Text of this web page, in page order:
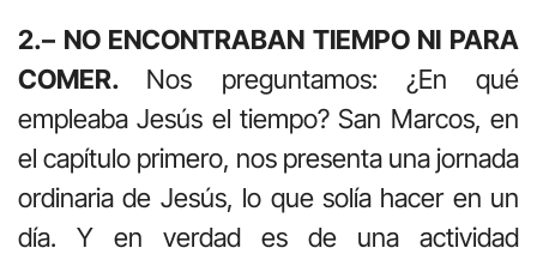
2.– NO ENCONTRABAN TIEMPO NI PARA
COMER. Nos preguntamos: ¿En qué
empleaba Jesús el tiempo? San Marcos, en
el capítulo primero, nos presenta una jornada
ordinaria de Jesús, lo que solía hacer en un
día. Y en verdad es de una actividad